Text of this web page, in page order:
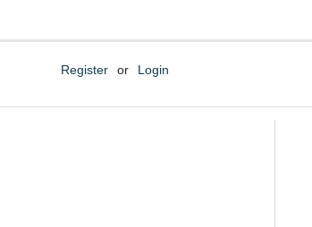
Register or Login